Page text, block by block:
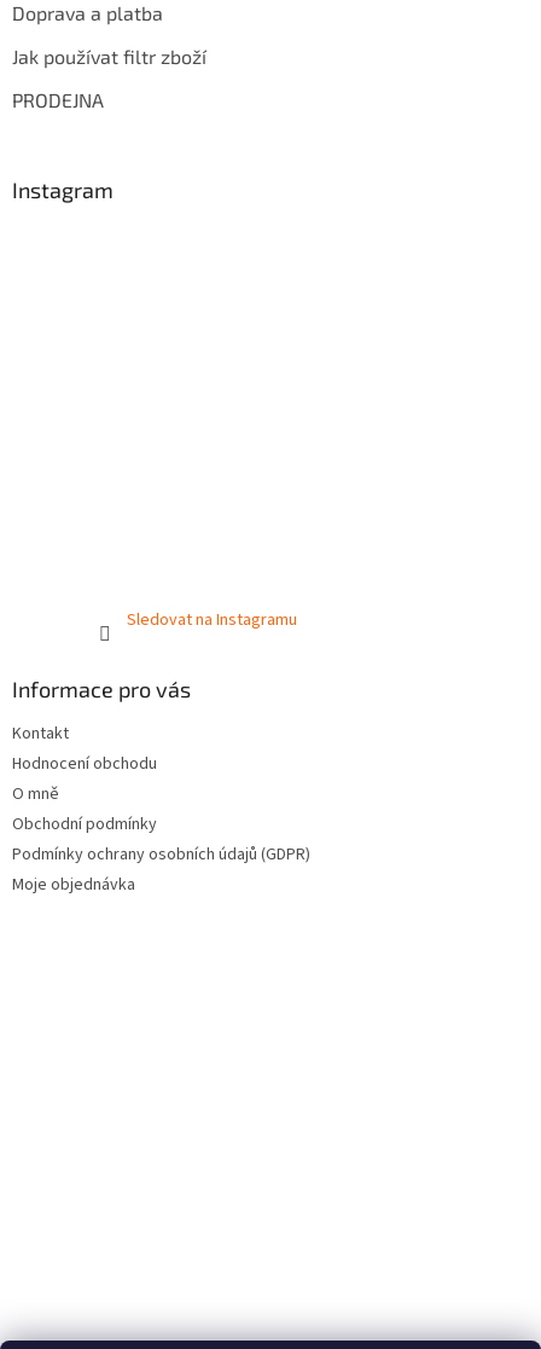
Doprava a platba
Jak používat filtr zboží
PRODEJNA
Instagram
Sledovat na Instagramu
Informace pro vás
Kontakt
Hodnocení obchodu
O mně
Obchodní podmínky
Podmínky ochrany osobních údajů (GDPR)
Moje objednávka